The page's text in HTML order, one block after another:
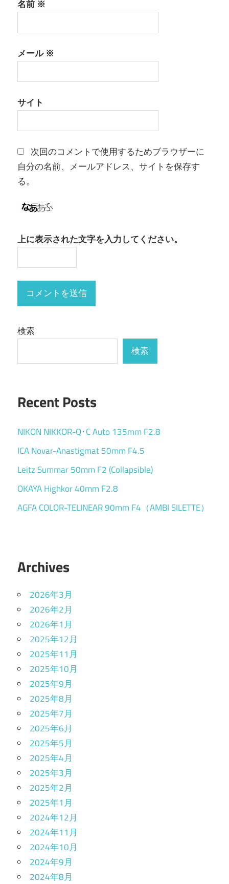
名前 ※
メール※
サイト
次回のコメントで使用するためブラウザーに
自分の名前、メールアドレス、サイトを保存す
る。
上に表示された文字を入力してください。
検索
検索
Recent Posts
NIKON NIKKOR-Q･C Auto 135mm F2.8
ICA Novar-Anastigmat 50mm F4.5
Leitz Summar 50mm F2 (Collapsible)
OKAYA Highkor 40mm F2.8
AGFA COLOR-TELINEAR 90mm F4（AMBI SILETTE）
Archives
2026年3月
2026年2月
2026年1月
2025年12月
2025年11月
2025年10月
2025年9月
2025年8月
2025年7月
2025年6月
2025年5月
2025年4月
2025年3月
2025年2月
2025年1月
2024年12月
2024年11月
2024年10月
2024年9月
2024年8月